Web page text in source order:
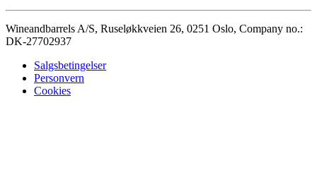
Wineandbarrels A/S, Ruseløkkveien 26, 0251 Oslo, Company no.:
DK-27702937
Salgsbetingelser
Personvern
Cookies